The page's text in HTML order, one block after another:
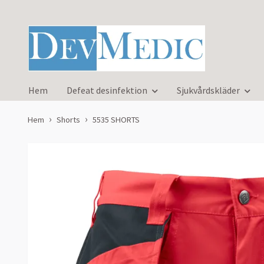
Hem Defeat desinfektion Sjukvårdskläder
Hem Shorts 5535 SHORTS